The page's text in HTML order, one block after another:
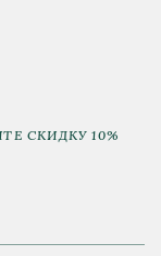
СКИДКУ 10%